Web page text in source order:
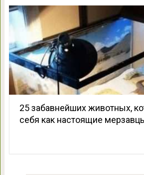
25 забавнейших животных,
себя как настоящие